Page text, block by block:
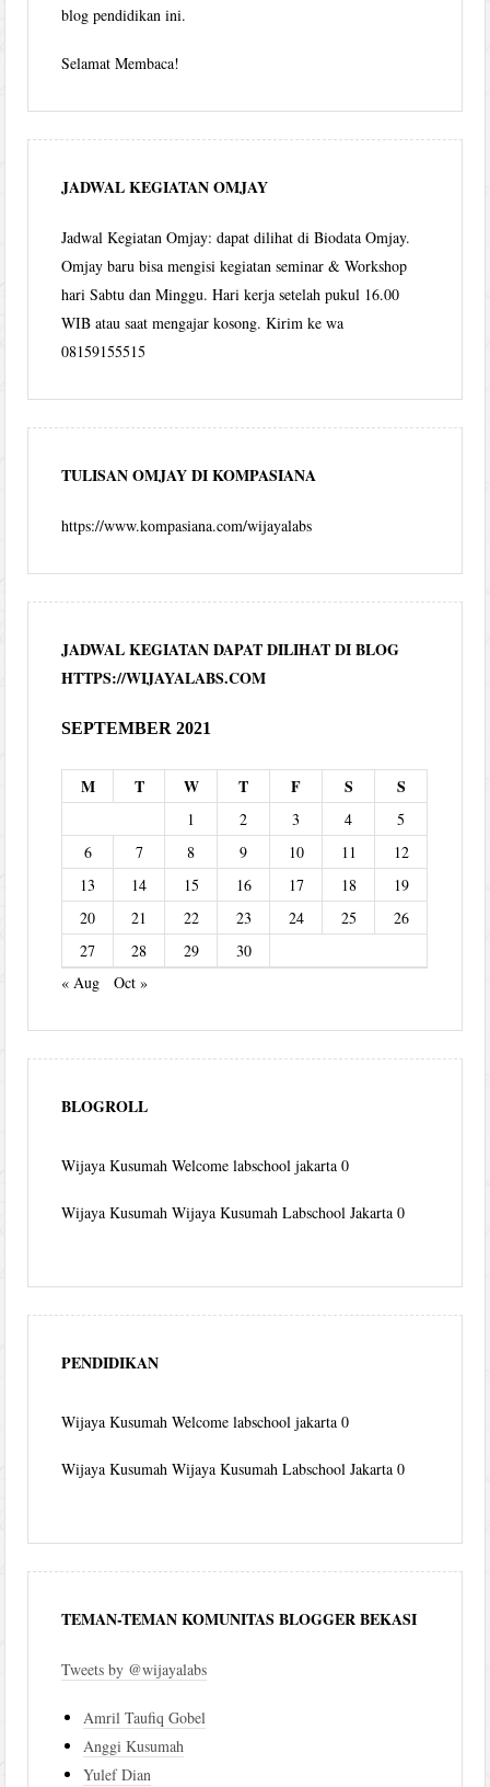
blog pendidikan ini.
Selamat Membaca!
JADWAL KEGIATAN OMJAY
Jadwal Kegiatan Omjay: dapat dilihat di Biodata Omjay.
Omjay baru bisa mengisi kegiatan seminar & Workshop
hari Sabtu dan Minggu. Hari kerja setelah pukul 16.00
WIB atau saat mengajar kosong. Kirim ke wa
08159155515
TULISAN OMJAY DI KOMPASIANA
https://www.kompasiana.com/wijayalabs
JADWAL KEGIATAN DAPAT DILIHAT DI BLOG
HTTPS://WIJAYALABS.COM
SEPTEMBER 2021
M T W T F S S
1 2 3 4
5
6
7 8 9 10 11
12
13
14 15 16 17 18
19
20
21 22 23 24 25
26
27
28 29
30
« Aug
Oct »
BLOGROLL
Wijaya Kusumah Welcome labschool jakarta 0
Wijaya Kusumah Wijaya Kusumah Labschool Jakarta 0
PENDIDIKAN
Wijaya Kusumah Welcome labschool jakarta 0
Wijaya Kusumah Wijaya Kusumah Labschool Jakarta 0
TEMAN-TEMAN KOMUNITAS BLOGGER BEKASI
Tweets by @wijayalabs
Amril Taufiq Gobel
Anggi Kusumah
Yulef Dian